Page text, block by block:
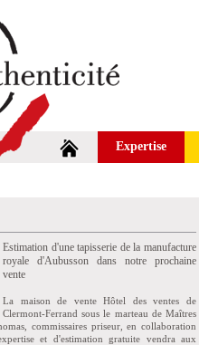
Expertise
Estimation d'une tapisserie de la manufacture
royale d'Aubusson dans notre prochaine
vente
La maison de vente Hôtel des ventes de
Clermont-Ferrand sous le marteau de Maîtres
commissaires priseur, en collaboration
et d'estimation gratuite vendra aux